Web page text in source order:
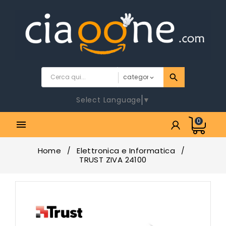
Select Language ▼
 0
Home
Elettronica e Informatica
TRUST ZIVA 24100